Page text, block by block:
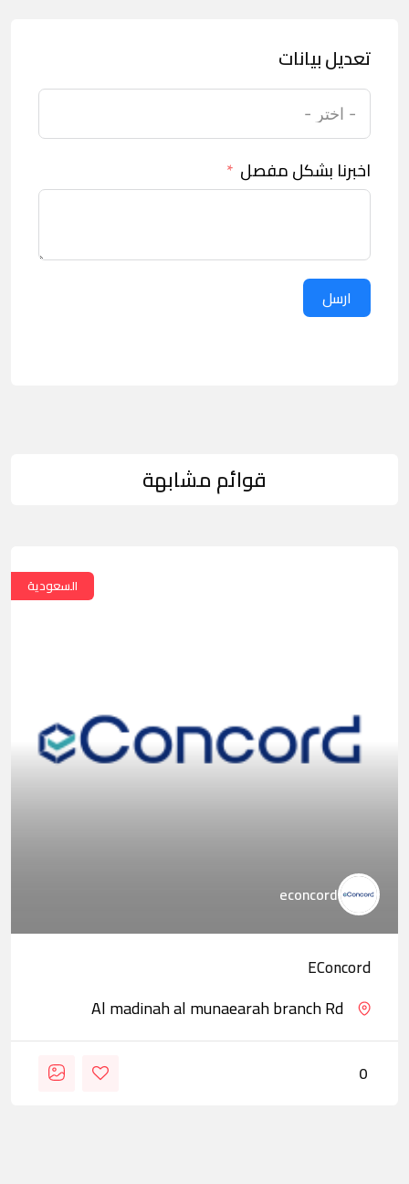
تعديل بيانات
اخبرنا بشكل مفصل
ارسل
قوائم مشابهة
السعودية
econcord
EConcord
Al madinah al munaearah branch Rd
0